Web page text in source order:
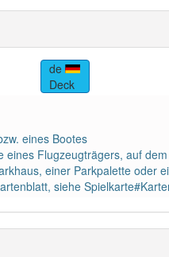
de
Deck
eines Bootes
eines Flugzeugträgers, auf
einer Parkpalette oder
siehe